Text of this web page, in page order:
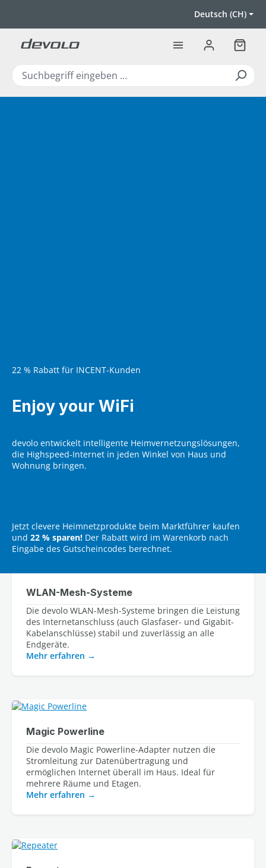
Deutsch (CH)
22 % Rabatt für INCENT-Kunden
Enjoy your WiFi
devolo entwickelt intelligente Heimvernetzungslösungen,
die Highspeed-Internet in jeden Winkel von Haus und
Wohnung bringen.
Jetzt clevere Heimnetzprodukte beim Marktführer kaufen
und 22 % sparen! Der Rabatt wird im Warenkorb nach
Eingabe des Gutscheincodes berechnet.
WLAN-Mesh-Systeme
Die devolo WLAN-Mesh-Systeme bringen die Leistung
des Internetanschluss (auch Glasfaser- und Gigabit-
Kabelanschlüsse) stabil und zuverlässig an alle
Mehr erfahren
Magic Powerline
Die devolo Magic Powerline-Adapter nutzen die
Stromleitung zur Datenübertragung und
ermöglichen Internet überall im Haus. Ideal für
mehrere Räume und Etagen.
Mehr erfahren